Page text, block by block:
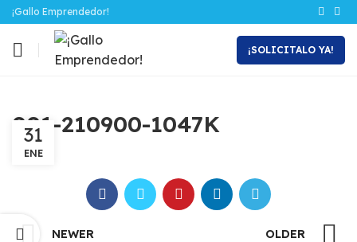
¡Gallo Emprendedor!
¡SOLICITALO YA!
001-210900-1047K
31
ENE
NEWER OLDER